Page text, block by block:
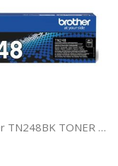
Brother TN248BK TONER NEGRO